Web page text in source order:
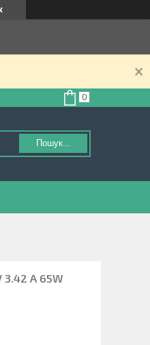
Пошук...
3.42 A 65W